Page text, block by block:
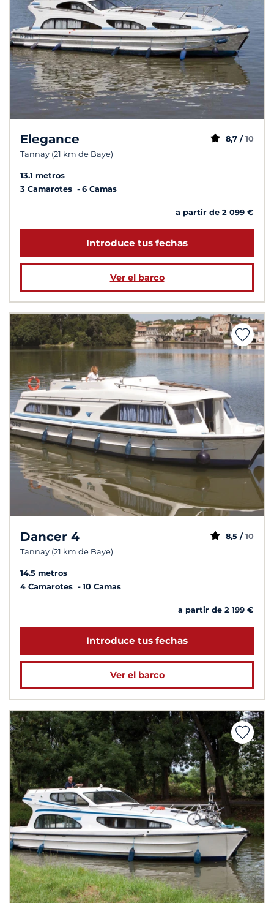
Elegance
Tannay (21 km de Baye)
8,7 / 10
13.1 metros
3 Camarotes
6 Camas
a partir de 2 099 €
Introduce tus fechas
Ver el barco
Dancer 4
Tannay (21 km de Baye)
8,5 / 10
14.5 metros
4 Camarotes
10 Camas
a partir de 2 199 €
Introduce tus fechas
Ver el barco